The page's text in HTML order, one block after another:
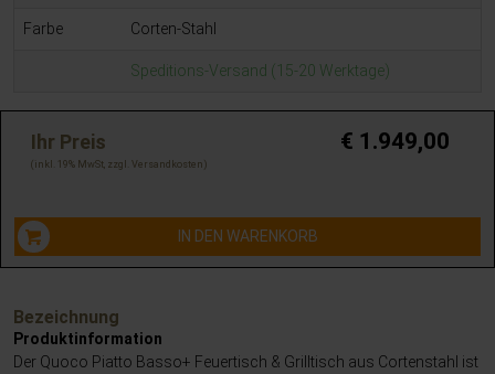
Farbe Corten-Stahl
Speditions-Versand (15-20 Werktage)
Ihr Preis € 1.949,00
inkl. 19% MwSt, zzgl. Versandkosten
IN DEN WARENKORB
Bezeichnung
Produktinformation
Der Quoco Piatto Basso+ Feuertisch & Grilltisch aus Cortenstahl ist